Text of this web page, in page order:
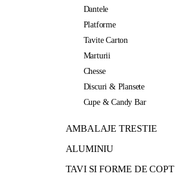
Dantele
Platforme
Tavite Carton
Marturii
Chesse
Discuri & Plansete
Cupe & Candy Bar
AMBALAJE TRESTIE
ALUMINIU
TAVI SI FORME DE COPT